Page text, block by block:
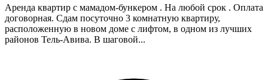
Аренда квартир с мамадом-бункером . На любой срок . Оплата
договорная. Сдам посуточно 3 комнатную квартиру,
расположенную в новом доме с лифтом, в одном из лучших
районов Тель-Авива. В шаговой...